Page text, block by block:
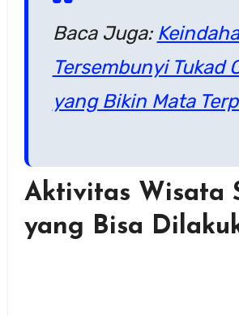
Baca Juga:
Tersembunyi Tukad
yang Bikin Mata
Aktivitas Wisata
yang Bisa